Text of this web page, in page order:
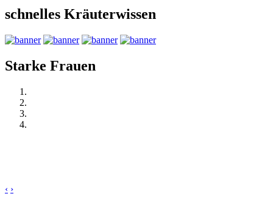
schnelles Kräuterwissen
Starke Frauen
‹ ›